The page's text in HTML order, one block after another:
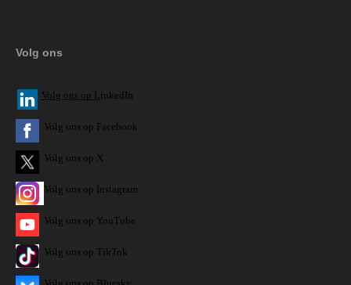
Volg ons
Volg ons op L inkedIn
Volg ons op Facebook
Volg ons op X
Volg ons op Instagram
Volg ons op YouTube
Volg ons op TikTok